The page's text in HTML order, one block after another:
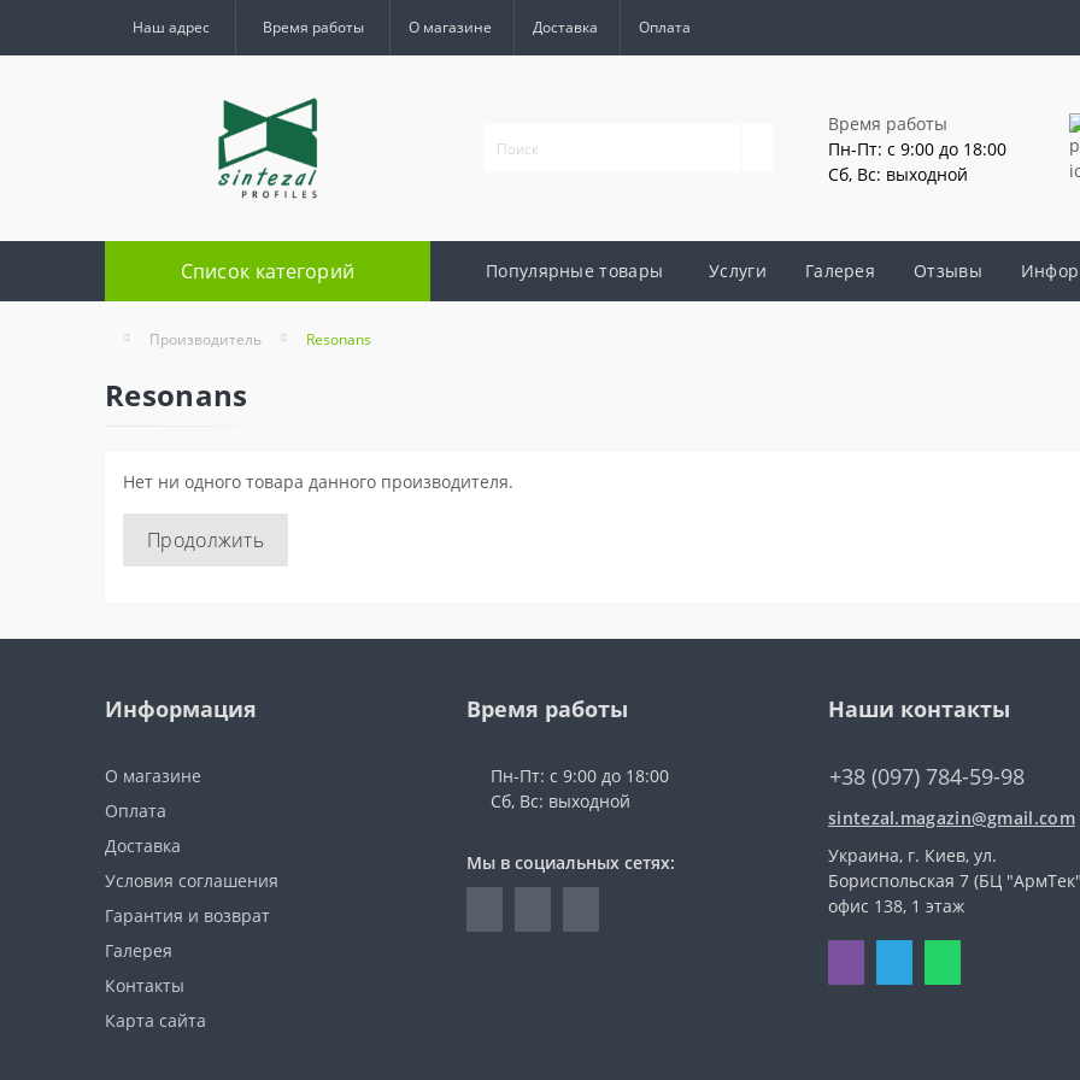
Наш адрес Время работы О магазине Доставка Оплата
Время работы
Пн-Пт: с 9:00 до 18:00
Сб, Вс: выходной
Список категорий Популярные товары Услуги Галерея Отзывы
Производитель Resonans
Resonans
Нет ни одного товара данного производителя.
Продолжить
Информация
О магазине
Оплата
Доставка
Условия соглашения
Гарантия и возврат
Галерея
Контакты
Карта сайта
Время работы
Пн-Пт: с 9:00 до 18:00
Сб, Вс: выходной
Мы в социальных сетях:
Наши контакты
+38 (097) 784-59-98
sintezal.magazin@gmail.com
Украина, г. Киев, ул.
Бориспольская 7 (БЦ
офис 138, 1 этаж